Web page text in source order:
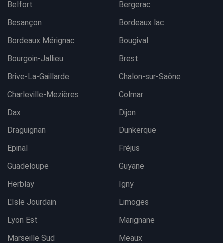
Belfort
Bergerac
Besançon
Bordeaux lac
Bordeaux Mérignac
Bougival
Bourgoin-Jallieu
Brest
Brive-La-Gaillarde
Chalon-sur-Saône
Charleville-Mezières
Colmar
Dax
Dijon
Draguignan
Dunkerque
Epinal
Fréjus
Guadeloupe
Guyane
Herblay
Igny
L'Isle Jourdain
Limoges
Lyon Est
Marignane
Marseille Sud
Meaux